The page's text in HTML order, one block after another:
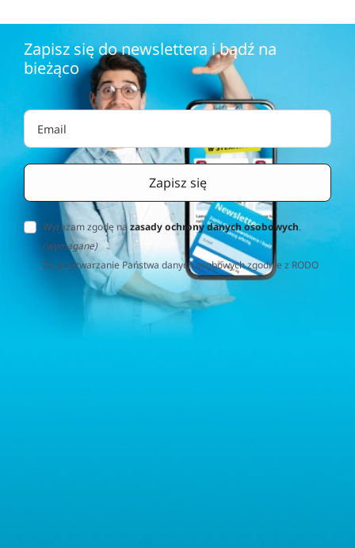
Zapisz się do newslettera i bądź na
bieżąco
Wyrażam zgodę nazasady ochrony danych osobowych.
(wymagane)
Za przetwarzanie Państwa danych osobowych zgodnie z RODO
(Rozporządzenie o Ochronie Danych Osobowych) odpowiedzialna
jest firma Home&Decor Sp. z o.o., Instalatorów 17/108, 02-237
Warszawa, Polska, NIP: PL5223059837 („Administrator”). W